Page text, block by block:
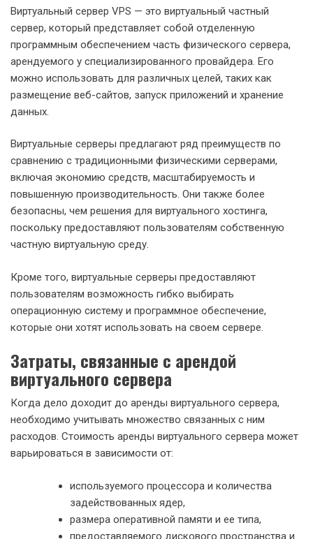
Виртуальный сервер VPS — это виртуальный частный
сервер, который представляет собой отделенную
программным обеспечением часть физического сервера,
арендуемого у специализированного провайдера. Его
можно использовать для различных целей, таких как
размещение веб-сайтов, запуск приложений и хранение
данных.
Виртуальные серверы предлагают ряд преимуществ по
сравнению с традиционными физическими серверами,
включая экономию средств, масштабируемость и
повышенную производительность. Они также более
безопасны, чем решения для виртуального хостинга,
поскольку предоставляют пользователям собственную
частную виртуальную среду.
Кроме того, виртуальные серверы предоставляют
пользователям возможность гибко выбирать
операционную систему и программное обеспечение,
которые они хотят использовать на своем сервере.
Затраты, связанные с арендой
виртуального сервера
Когда дело доходит до аренды виртуального сервера,
необходимо учитывать множество связанных с ним
расходов. Стоимость аренды виртуального сервера может
варьироваться в зависимости от:
используемого процессора и количества
задействованных ядер,
размера оперативной памяти и ее типа,
предоставляемого дискового пространства и